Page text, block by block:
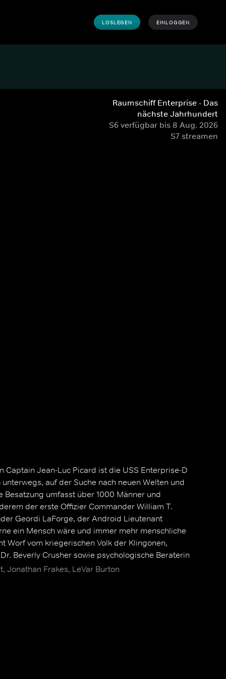
LOSLEGEN EINLOGGEN
Raumschiff Enterprise - Das
nächste Jahrhundert
S6 verfügbar bis 8 Aug. 2026
S7 streamen
Captain Jean-Luc Picard ist die USS Enterprise-D
auf der Suche nach neuen Welten und
Besatzung umfasst über 1000 Männer und
der erste Offizier Commander William T.
Geordi LaForge, der Android Lieutenant
ein Mensch wäre und immer mehr menschliche
Worf vom kriegerischen Volk der Klingonen,
Beverly Crusher sowie psychologische Beraterin
Troi.
Jonathan Frakes, LeVar Burton